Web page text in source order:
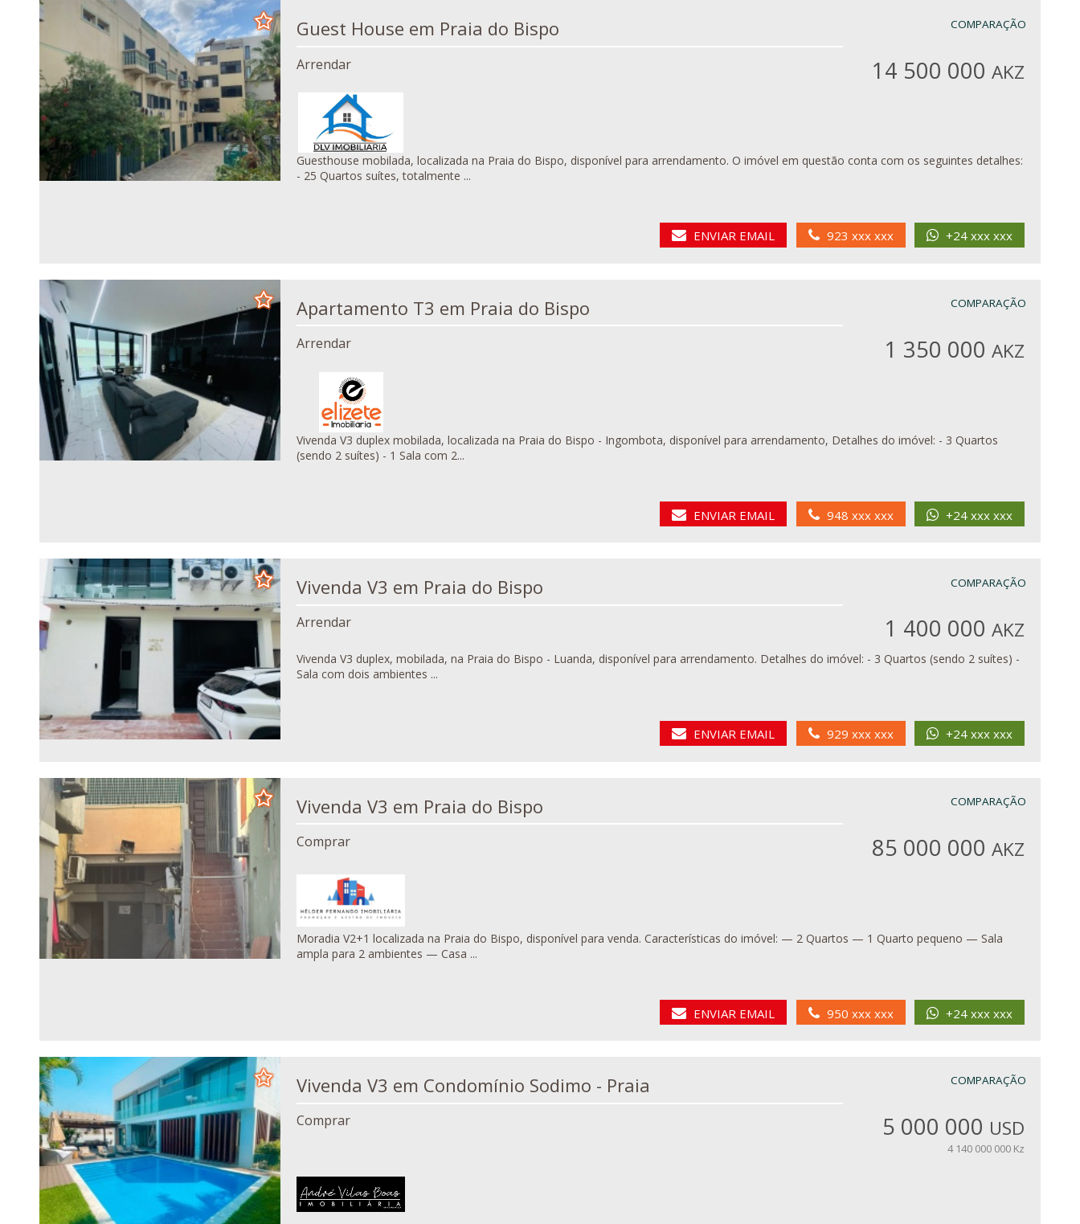
Guest House em Praia do Bispo
Arrendar 14 500 000 AKZ
Guesthouse mobilada, localizada na Praia do Bispo, disponível para arrendamento. O imóvel em questão conta com os seguintes detalhes:
- 25 Quartos suítes, totalmente ...
ENVIAR EMAIL 923 xxx xxx +24 xxx xxx
COMPARAÇÃO
Apartamento T3 em Praia do Bispo
Arrendar 1 350 000 AKZ
Vivenda V3 duplex mobilada, localizada na Praia do Bispo - Ingombota, disponível para arrendamento, Detalhes do imóvel: - 3 Quartos
(sendo 2 suítes) - 1 Sala com 2...
ENVIAR EMAIL 948 xxx xxx +24 xxx xxx
COMPARAÇÃO
Vivenda V3 em Praia do Bispo
Arrendar 1 400 000 AKZ
Vivenda V3 duplex, mobilada, na Praia do Bispo - Luanda, disponível para arrendamento. Detalhes do imóvel: - 3 Quartos (sendo 2 suítes) -
Sala com dois ambientes ...
ENVIAR EMAIL 929 xxx xxx +24 xxx xxx
COMPARAÇÃO
Vivenda V3 em Praia do Bispo
Comprar 85 000 000 AKZ
Moradia V2+1 localizada na Praia do Bispo, disponível para venda. Características do imóvel: — 2 Quartos — 1 Quarto pequeno — Sala
ampla para 2 ambientes — Casa ...
ENVIAR EMAIL 950 xxx xxx +24 xxx xxx
COMPARAÇÃO
Vivenda V3 em Condomínio Sodimo - Praia
Comprar 5 000 000 USD
4 140 000 000 Kz
COMPARAÇÃO